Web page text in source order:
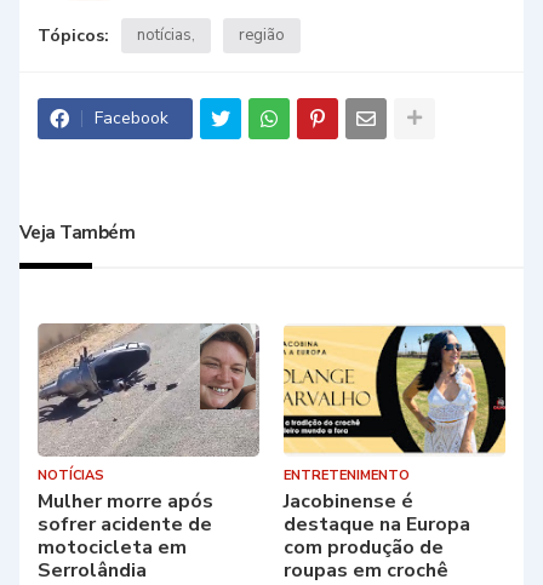
Tópicos: notícias região
Facebook
Veja Também
NOTÍCIAS
Mulher morre após
sofrer acidente de
motocicleta em
Serrolândia
ENTRETENIMENTO
Jacobinense é
destaque na Europa
com produção de
roupas em crochê